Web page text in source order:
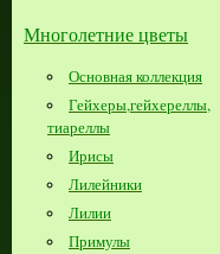
Многолетние цветы
Основная коллекция
Гейхеры,гейхереллы,
тиареллы
Ирисы
Лилейники
Лилии
Примулы